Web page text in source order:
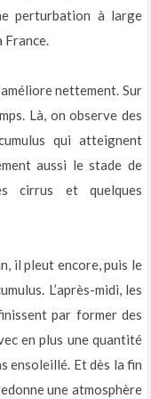
perturbation à large
France.
nettement. Sur
Là, on observe des
qui atteignent
aussi le stade de
cirrus et quelques
il pleut encore, puis le
L’après-midi, les
par former des
en plus une quantité
ensoleillé. Et dès la fin
une atmosphère